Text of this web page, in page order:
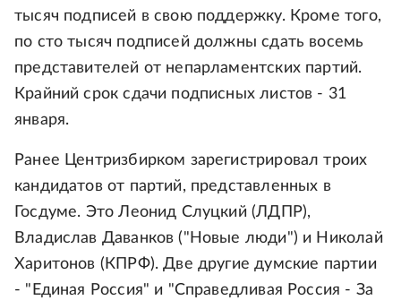
тысяч подписей в свою поддержку. Кроме того,
по сто тысяч подписей должны сдать восемь
представителей от непарламентских партий.
Крайний срок сдачи подписных листов - 31
января.
Ранее Центризбирком зарегистрировал троих
кандидатов от партий, представленных в
Госдуме. Это Леонид Слуцкий (ЛДПР),
Владислав Даванков ("Новые люди") и Николай
Харитонов (КПРФ). Две другие думские партии
- "Единая Россия" и "Справедливая Россия - За